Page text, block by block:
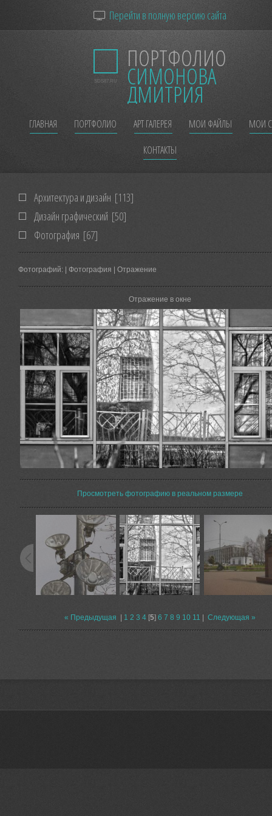
Перейти в полную версию сайта
SDS87.RU
ПОРТФОЛИО
СИМОНОВА
ДМИТРИЯ
ГЛАВНАЯ ПОРТФОЛИО АРТ ГАЛЕРЕЯ МОИ ФАЙЛЫ
МОИ
КОНТАКТЫ
Архитектура и дизайн [113]
Дизайн графический [50]
Фотография [67]
Фотографий: | Фотография | Отражение
Отражение в окне
Просмотреть фотографию в реальном размере
« Предыдущая 1 2 3 4 [5] 6 7 8 9 10 11 Следующая »